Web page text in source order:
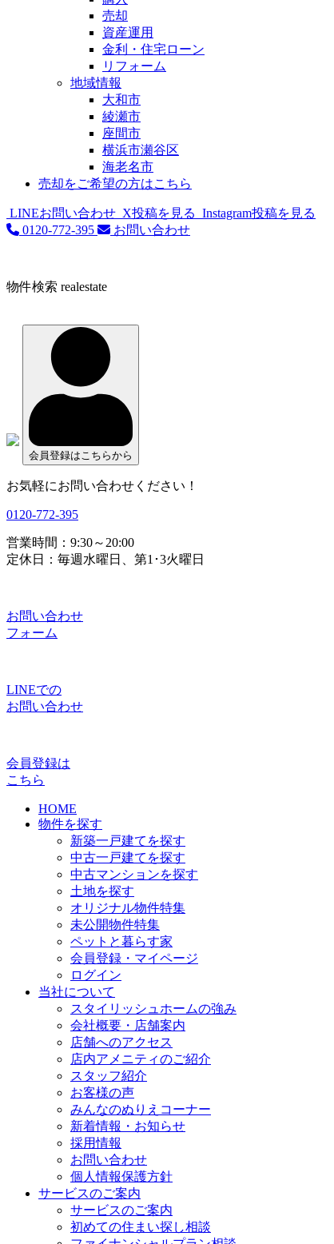
売却
資産運用
金利・住宅ローン
リフォーム
地域情報
大和市
綾瀬市
座間市
横浜市瀬谷区
海老名市
売却をご希望の方はこちら
LINEお問い合わせ X投稿を見る Instagram投稿を見る
0120-772-395
お問い合わせ
物件検索 realestate
会員登録はこちらから
お気軽にお問い合わせください！
0120-772-395
営業時間：9:30～20:00
定休日：毎週水曜日、第1･3火曜日
お問い合わせ
フォーム
LINEでの
お問い合わせ
会員登録は
こちら
HOME
物件を探す
新築一戸建てを探す
中古一戸建てを探す
中古マンションを探す
土地を探す
オリジナル物件特集
未公開物件特集
ペットと暮らす家
会員登録・マイページ
ログイン
当社について
スタイリッシュホームの強み
会社概要・店舗案内
店舗へのアクセス
店内アメニティのご紹介
スタッフ紹介
お客様の声
みんなのぬりえコーナー
新着情報・お知らせ
採用情報
お問い合わせ
個人情報保護方針
サービスのご案内
サービスのご案内
初めての住まい探し相談